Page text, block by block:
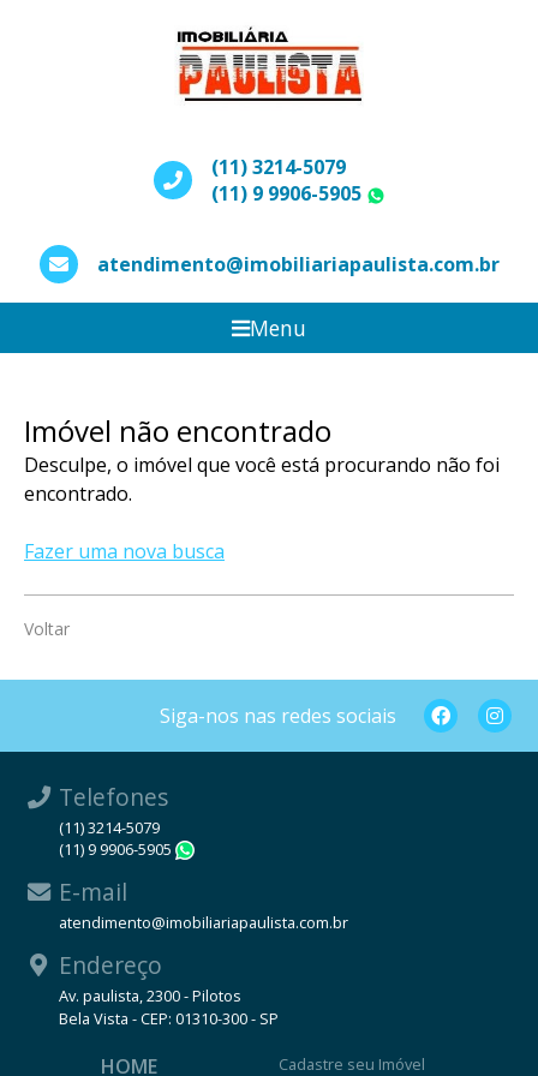
(11) 3214-5079
(11) 9 9906-5905
atendimento@imobiliariapaulista.com.br
Menu
Imóvel não encontrado
Desculpe, o imóvel que você está procurando não foi
encontrado.
Fazer uma nova busca
Voltar
Siga-nos nas redes sociais
Telefones
(11) 3214-5079
(11) 9 9906-5905
E-mail
atendimento@imobiliariapaulista.com.br
Endereço
Av. paulista, 2300 - Pilotos
Bela Vista - CEP: 01310-300 - SP
HOME Cadastre seu Imóvel